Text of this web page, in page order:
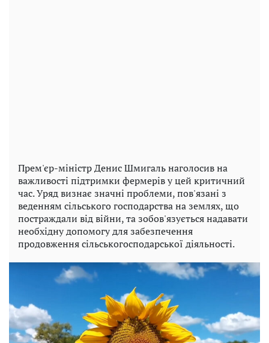
Прем'єр-міністр Денис Шмигаль наголосив на
важливості підтримки фермерів у цей критичний
час. Уряд визнає значні проблеми, пов'язані з
веденням сільського господарства на землях, що
постраждали від війни, та зобов'язується надавати
необхідну допомогу для забезпечення
продовження сільськогосподарської діяльності.